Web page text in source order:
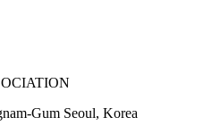
Gum Seoul, Korea